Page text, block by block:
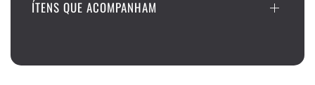
ÍTENS QUE ACOMPANHAM